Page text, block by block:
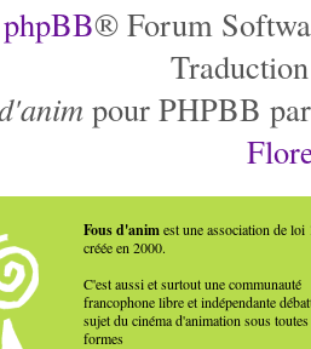
phpBB® Forum
pour PHPBB
Fous d'animest une association de loi
créée en 2000.
C'est aussi et surtout une communauté
francophone libre et indépendante
sujet du cinéma d'animation sous toutes
formes